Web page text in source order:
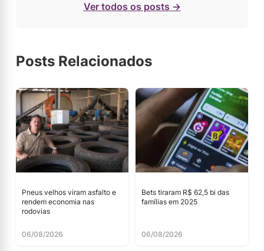
Ver todos os posts →
Posts Relacionados
Pneus velhos viram asfalto e
rendem economia nas
rodovias
06/08/2026
Bets tiraram R$ 62,5 bi das
famílias em 2025
06/08/2026